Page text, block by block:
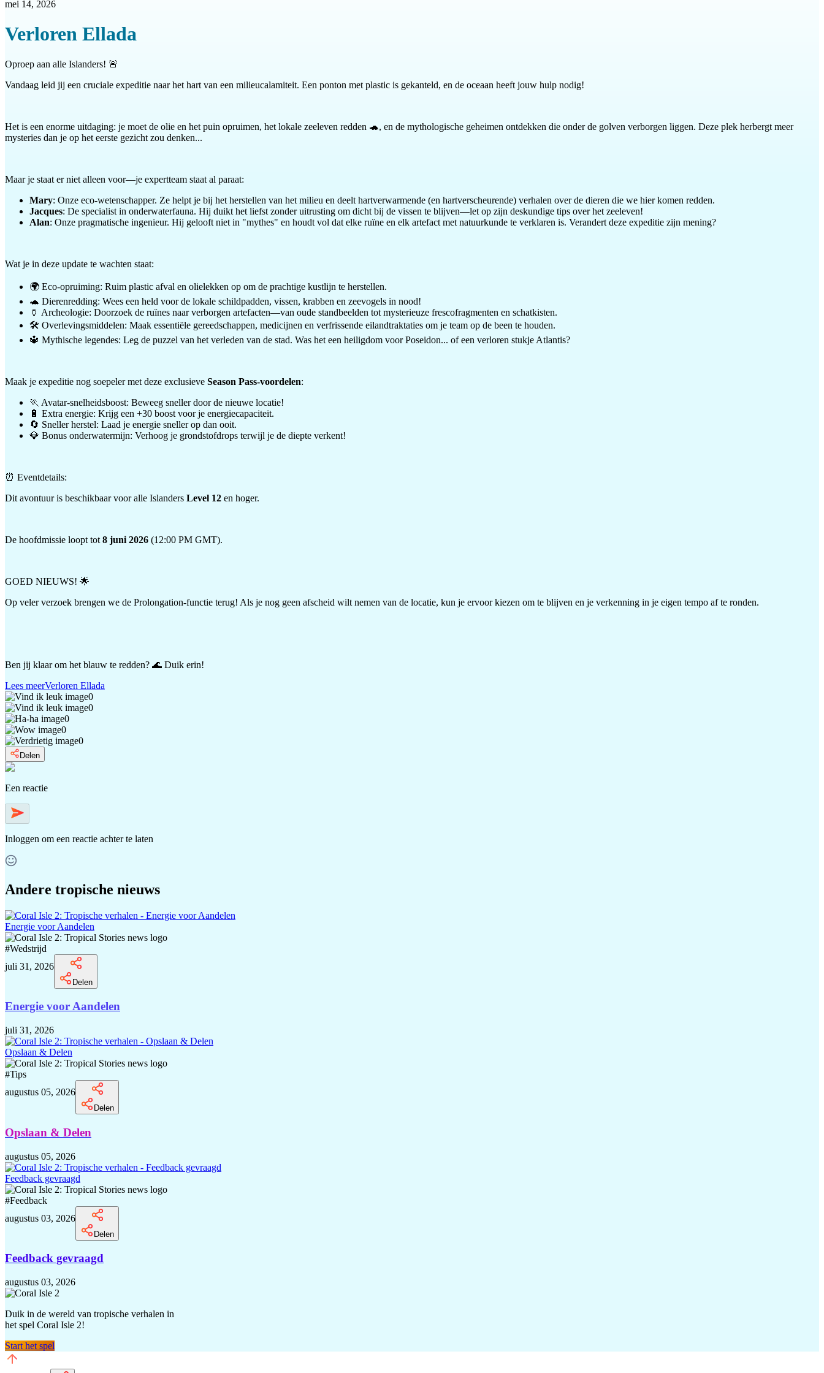
mei 14, 2026
Verloren Ellada
Oproep aan alle Islanders! 🚨
Vandaag leid jij een cruciale expeditie naar het hart van een milieucalamiteit. Een ponton met plastic is gekanteld, en de oceaan heeft jouw hulp nodig!
Het is een enorme uitdaging: je moet de olie en het puin opruimen, het lokale zeeleven redden 🐢, en de mythologische geheimen ontdekken die onder de golven verborgen liggen. Deze plek herbergt meer
mysteries dan je op het eerste gezicht zou denken...
Maar je staat er niet alleen voor—je expertteam staat al paraat:
Mary: Onze eco-wetenschapper. Ze helpt je bij het herstellen van het milieu en deelt hartverwarmende (en hartverscheurende) verhalen over de dieren die we hier komen redden.
Jacques: De specialist in onderwaterfauna. Hij duikt het liefst zonder uitrusting om dicht bij de vissen te blijven—let op zijn deskundige tips over het zeeleven!
Alan: Onze pragmatische ingenieur. Hij gelooft niet in "mythes" en houdt vol dat elke ruïne en elk artefact met natuurkunde te verklaren is. Verandert deze expeditie zijn mening?
Wat je in deze update te wachten staat:
🌍 Eco-opruiming: Ruim plastic afval en olielekken op om de prachtige kustlijn te herstellen.
🐢 Dierenredding: Wees een held voor de lokale schildpadden, vissen, krabben en zeevogels in nood!
🏺 Archeologie: Doorzoek de ruïnes naar verborgen artefacten—van oude standbeelden tot mysterieuze frescofragmenten en schatkisten.
🛠️ Overlevingsmiddelen: Maak essentiële gereedschappen, medicijnen en verfrissende eilandtraktaties om je team op de been te houden.
🔱 Mythische legendes: Leg de puzzel van het verleden van de stad. Was het een heiligdom voor Poseidon... of een verloren stukje Atlantis?
Maak je expeditie nog soepeler met deze exclusieve Season Pass-voordelen:
🏃 Avatar-snelheidsboost: Beweeg sneller door de nieuwe locatie!
🔋 Extra energie: Krijg een +30 boost voor je energiecapaciteit.
🔄 Sneller herstel: Laad je energie sneller op dan ooit.
💎 Bonus onderwatermijn: Verhoog je grondstofdrops terwijl je de diepte verkent!
⏰ Eventdetails:
Dit avontuur is beschikbaar voor alle Islanders Level 12 en hoger.
De hoofdmissie loopt tot 8 juni 2026 (12:00 PM GMT).
GOED NIEUWS! 🌟
Op veler verzoek brengen we de Prolongation-functie terug! Als je nog geen afscheid wilt nemen van de locatie, kun je ervoor kiezen om te blijven en je verkenning in je eigen tempo af te ronden.
Ben jij klaar om het blauw te redden? 🌊 Duik erin!
Lees meerVerloren Ellada
0
0
0
0
0
Delen
Een reactie
Inloggen om een reactie achter te laten
Andere tropische nieuws
Energie voor Aandelen
#Wedstrijd
juli 31, 2026
Delen
Energie voor Aandelen
juli 31, 2026
Opslaan & Delen
#Tips
augustus 05, 2026
Delen
Opslaan & Delen
augustus 05, 2026
Feedback gevraagd
#Feedback
augustus 03, 2026
Delen
Feedback gevraagd
augustus 03, 2026
Duik in de wereld van tropische verhalen in
het spel Coral Isle 2!
Start het spel